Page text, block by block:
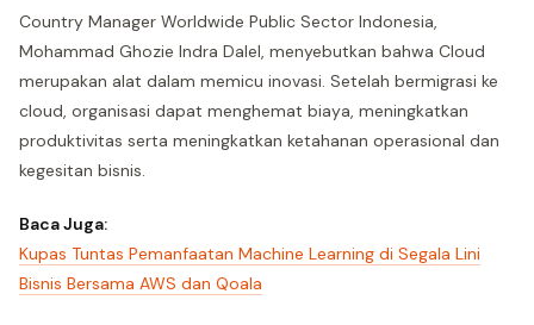
Country Manager Worldwide Public Sector Indonesia,
Mohammad Ghozie Indra Dalel, menyebutkan bahwa Cloud
merupakan alat dalam memicu inovasi. Setelah bermigrasi ke
cloud, organisasi dapat menghemat biaya, meningkatkan
produktivitas serta meningkatkan ketahanan operasional dan
kegesitan bisnis.
Baca Juga:
Kupas Tuntas Pemanfaatan Machine Learning di Segala Lini
Bisnis Bersama AWS dan Qoala